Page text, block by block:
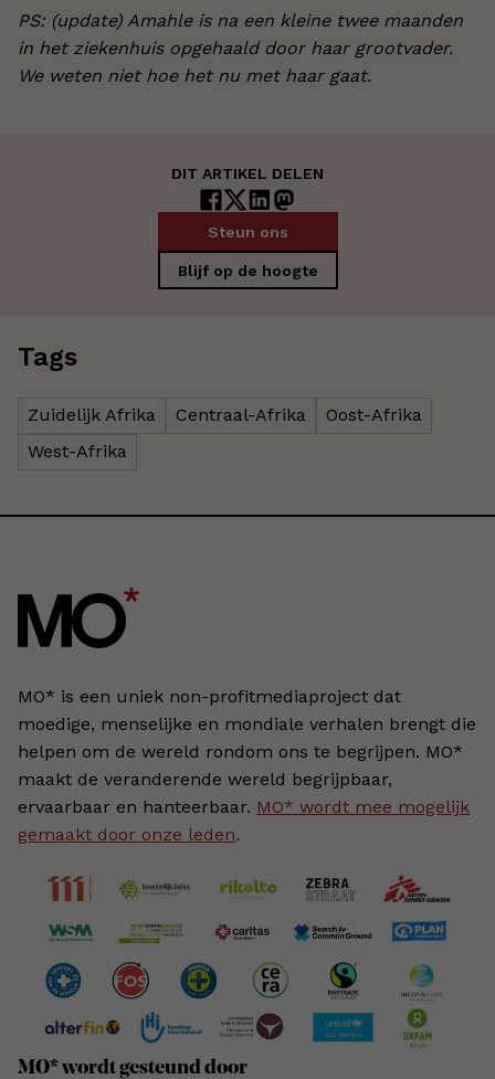
PS: (update) Amahle is na een kleine twee maanden
in het ziekenhuis opgehaald door haar grootvader.
We weten niet hoe het nu met haar gaat.
DIT ARTIKEL DELEN
Steun ons
Blijf op de hoogte
Tags
Zuidelijk Afrika Centraal-Afrika
Oost-Afrika
West-Afrika
MO* is een uniek non-profitmediaproject dat
moedige, menselijke en mondiale verhalen brengt die
helpen om de wereld rondom ons te begrijpen. MO*
maakt de veranderende wereld begrijpbaar,
ervaarbaar en hanteerbaar. MO* wordt mee mogelijk
gemaakt door onze leden.
MO* wordt gesteund door